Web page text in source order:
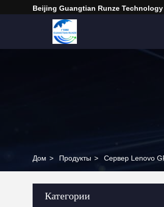
Beijing Guangtian Runze
Дом > Продукты > Сервер Lenovo
Категории